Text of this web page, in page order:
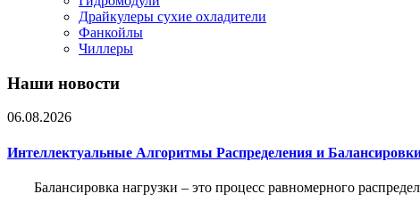
Драйкулеры сухие охладители
Фанкойлы
Чиллеры
Наши новости
06.08.2026
Интеллектуальные Алгоритмы Распределения и
Балансировка нагрузки – это процесс равномерного